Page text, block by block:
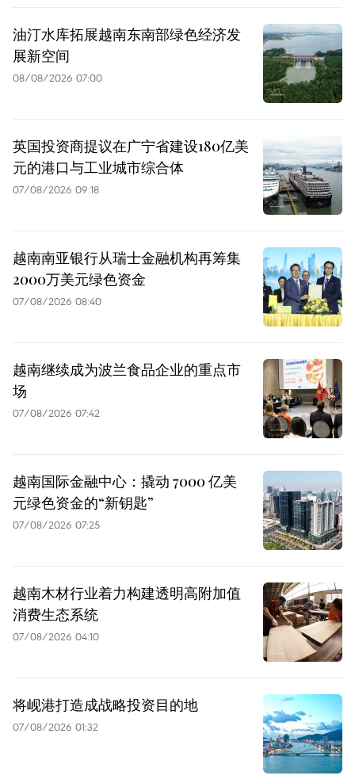
油汀水库拓展越南东南部绿色经济发
展新空间
08/08/2026 07:00
英国投资商提议在广宁省建设180亿美
元的港口与工业城市综合体
07/08/2026 09:18
越南南亚银行从瑞士金融机构再筹集
2000万美元绿色资金
07/08/2026 08:40
越南继续成为波兰食品企业的重点市
场
07/08/2026 07:42
越南国际金融中心：撬动 7000 亿美
元绿色资金的“新钥匙”
07/08/2026 07:25
越南木材行业着力构建透明高附加值
消费生态系统
07/08/2026 04:10
将岘港打造成战略投资目的地
07/08/2026 01:32